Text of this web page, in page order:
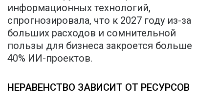
информационных технологий,
спрогнозировала, что к 2027 году из-за
больших расходов и сомнительной
пользы для бизнеса закроется больше
40% ИИ-проектов.
НЕРАВЕНСТВО ЗАВИСИТ ОТ РЕСУРСОВ